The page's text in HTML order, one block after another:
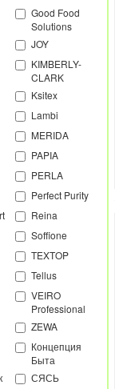
Good Food
Solutions
JOY
KIMBERLY-
CLARK
Ksitex
Lambi
MERIDA
PAPIA
PERLA
Perfect Purity
Reina
Soffione
TEXTOP
Tellus
VEIRO
Professional
ZEWA
Концепция
Быта
СЯСЬ